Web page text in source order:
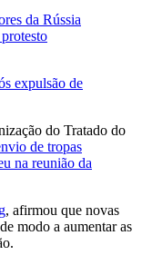
da Rússia
expulsão de
do Tratado do
de tropas
na reunião da
, afirmou que novas
modo a aumentar as